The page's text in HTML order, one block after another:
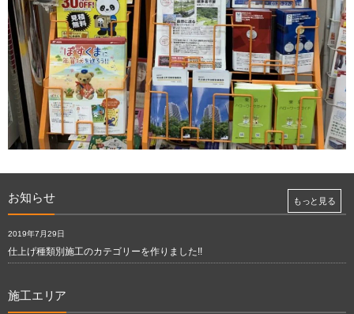
お知らせ
2019年7月29日
仕上げ種類別施工のカテゴリーを作りました!!
もっと見る
施工エリア